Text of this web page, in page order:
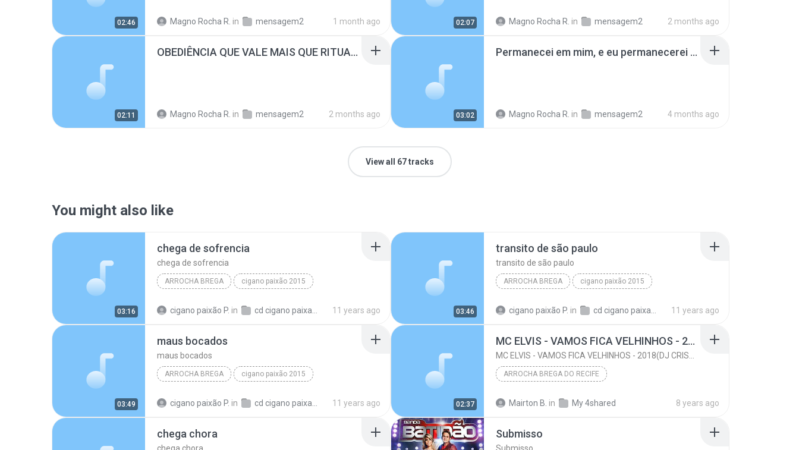
02:46 Magno Rocha R. in mensagem2 1 month ago 02:07 Magno Rocha R. in mensagem2 2 months ago
02:11
OBEDIÊNCIA QUE VALE MAIS QUE RITUAIS.mp3
Magno Rocha R. in mensagem2 2 months ago 03:02
Permanecei em mim, e eu permanecerei em vós.mp3
Magno Rocha R. in mensagem2 4 months ago
View all 67 tracks
You might also like
03:16
chega de sofrencia
chega de sofrencia
ARROCHA BREGA cigano paixão 2015
cigano paixão P. in 11 years ago 03:46
transito de são paulo
transito de são paulo
ARROCHA BREGA cigano paixão 2015
cigano paixão P. in 11 years ago
03:49
maus bocados
maus bocados
ARROCHA BREGA cigano paixão 2015
cigano paixão P. in 11 years ago 02:37
MC ELVIS - VAMOS FICA VELHINHOS - 2018(DJ CRISS OFICIAL)
ARROCHA BREGA DO RECIFE
ARROCHA BREGA DO RECIFE
Mairton B. in My 4shared 8 years ago
chega chora Submisso